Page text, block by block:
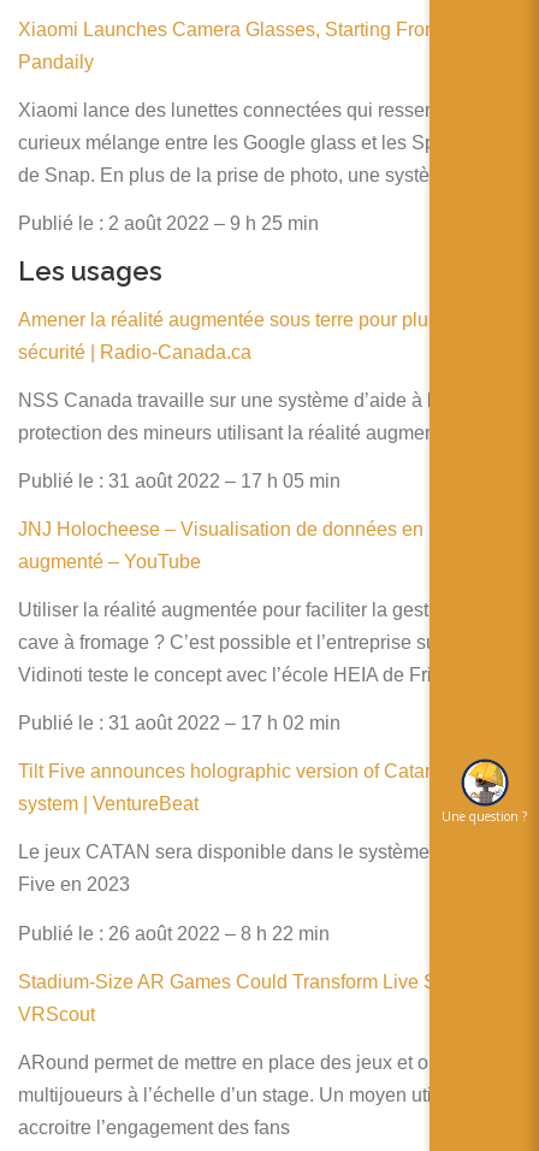
Xiaomi Launches Camera Glasses, Starting From $370 –
Pandaily
Xiaomi lance des lunettes connectées qui ressemble à un
curieux mélange entre les Google glass et les Spectacle
de Snap. En plus de la prise de photo, une système de…
Publié le : 2 août 2022 – 9 h 25 min
Les usages
Amener la réalité augmentée sous terre pour plus de
sécurité | Radio-Canada.ca
NSS Canada travaille sur une système d’aide à la
protection des mineurs utilisant la réalité augmentée
Publié le : 31 août 2022 – 17 h 05 min
JNJ Holocheese – Visualisation de données en réalité
augmenté – YouTube
Utiliser la réalité augmentée pour faciliter la gestion d’une
cave à fromage ? C’est possible et l’entreprise suisse
Vidinoti teste le concept avec l’école HEIA de Friburg
Publié le : 31 août 2022 – 17 h 02 min
Tilt Five announces holographic version of Catan for AR
system | VentureBeat
Le jeux CATAN sera disponible dans le système de Tilt
Five en 2023
Publié le : 26 août 2022 – 8 h 22 min
Stadium-Size AR Games Could Transform Live Sports –
VRScout
ARound permet de mettre en place des jeux et opérations
multijoueurs à l’échelle d’un stage. Un moyen utilisé pour
accroitre l’engagement des fans
Une question ?